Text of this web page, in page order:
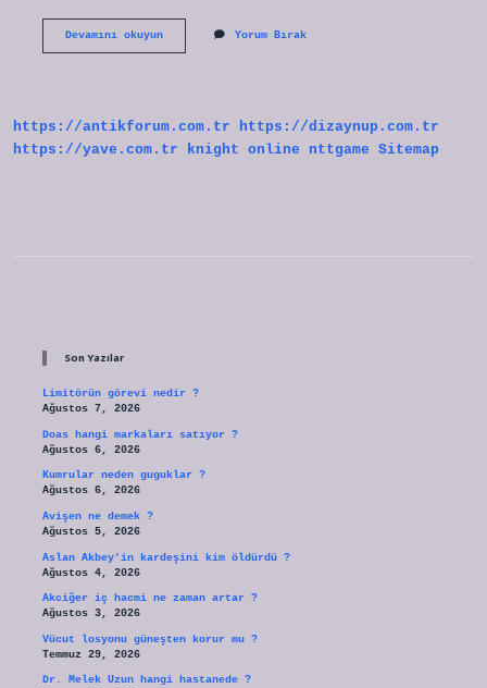
Devamını okuyunKuruluş
Yorum Bırak
https://antikforum.com.tr
https://dizaynup.com.tr
https://yave.com.tr
knight online nttgame Sitemap
Son Yazılar
Limitörün görevi nedir ?
Ağustos 7, 2026
Doas hangi markaları satıyor ?
Ağustos 6, 2026
Kumrular neden guguklar ?
Ağustos 6, 2026
Avişen ne demek ?
Ağustos 5, 2026
Aslan Akbey’in kardeşini kim öldürdü ?
Ağustos 4, 2026
Akciğer iç hacmi ne zaman artar ?
Ağustos 3, 2026
Vücut losyonu güneşten korur mu ?
Temmuz 29, 2026
Dr. Melek Uzun hangi hastanede ?